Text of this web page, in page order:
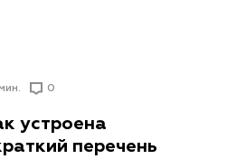
0
устроена
перечень